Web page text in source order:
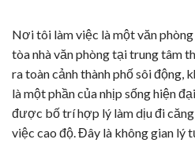
Nơi tôi làm việc là một văn
tòa nhà văn phòng tại trung tâm
ra toàn cảnh thành phố sôi động,
là một phần của nhịp sống hiện
được bố trí hợp lý làm dịu đi
việc cao độ. Đây là không gian lý